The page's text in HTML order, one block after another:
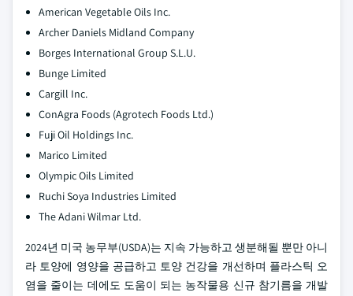
American Vegetable Oils Inc.
Archer Daniels Midland Company
Borges International Group S.L.U.
Bunge Limited
Cargill Inc.
ConAgra Foods (Agrotech Foods Ltd.)
Fuji Oil Holdings Inc.
Marico Limited
Olympic Oils Limited
Ruchi Soya Industries Limited
The Adani Wilmar Ltd.
2024년 미국 농무부(USDA)는 지속 가능하고 생분해될 뿐만 아니
라 토양에 영양을 공급하고 토양 건강을 개선하며 플라스틱 오
염을 줄이는 데에도 도움이 되는 농작물용 신규 참기름을 개발